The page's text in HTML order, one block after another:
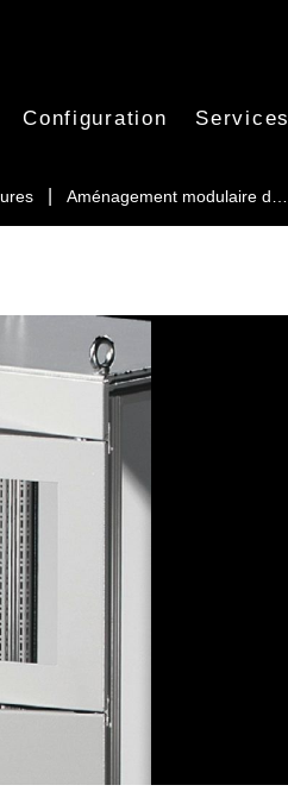
Aménagement modulaire d…
Configuration Services